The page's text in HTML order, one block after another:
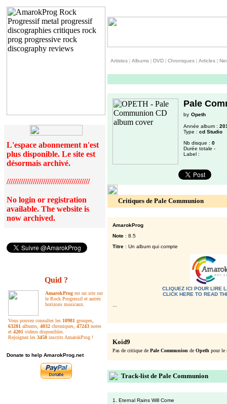
L'espace abonnement n'est
plus disponible. Le site est
désormais archivé.
/////////////////////////////////////////
No login or registration
available. The website is
now archived.
Quid ?
AmarokProg est un site sur
le Rock Progressif et autres
horizons musicaux.
Vous pouvez consulter les 10981 groupes,
63281 albums, 4032 chroniques, 47243 notes
et 4201 videos disponibles.
Rejoignez les 3458 inscrits AmarokProg !
Donate to help AmarokProg.net
Artistes | Albums | DVD | Chroniques | Articles |
Pale
by Opeth
Année album :
Type : cd Studio
Nb disque : 0
Durée totale -
Label :
Critiques de Pale Communion
AmarokProg
Note : 8.5
Titre : Un album qui compte
CLIQUEZ ICI POUR LIRE
CLICK HERE TO READ
Koid9
Pas de critique de Pale Communion de Opeth pour le
Track-list de Pale Communion
1. Eternal Rains Will Come